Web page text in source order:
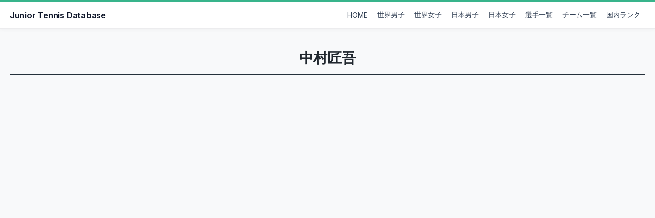
Junior Tennis Database HOME 世界男子 世界女子 日本男子 日本女子 選手一覧 チーム一覧 国内ランク
中村匠吾